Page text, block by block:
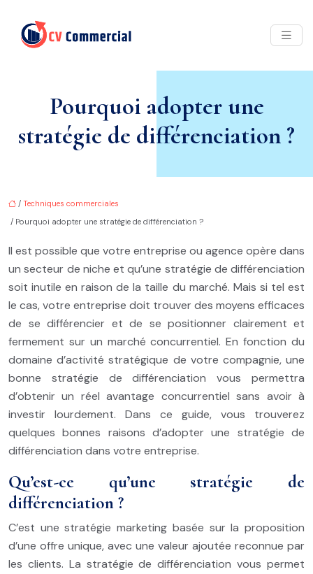
Pourquoi adopter une
stratégie de différenciation ?
/ Techniques commerciales
/ Pourquoi adopter une stratégie de différenciation ?
Il est possible que votre entreprise ou agence opère dans
un secteur de niche et qu’une stratégie de différenciation
soit inutile en raison de la taille du marché. Mais si tel est
le cas, votre entreprise doit trouver des moyens efficaces
de se différencier et de se positionner clairement et
fermement sur un marché concurrentiel. En fonction du
domaine d’activité stratégique de votre compagnie, une
bonne stratégie de différenciation vous permettra
d’obtenir un réel avantage concurrentiel sans avoir à
investir lourdement. Dans ce guide, vous trouverez
quelques bonnes raisons d’adopter une stratégie de
différenciation dans votre entreprise.
Qu’est-ce qu’une stratégie de
différenciation ?
C’est une stratégie marketing basée sur la proposition
d’une offre unique, avec une valeur ajoutée reconnue par
les clients. La stratégie de différenciation vous permet